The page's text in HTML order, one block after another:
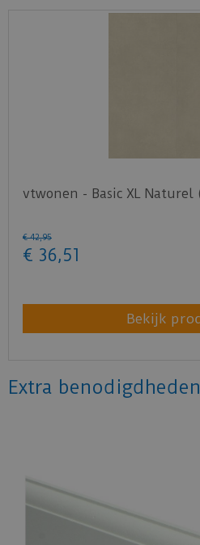
vtwonen - Basic XL Naturel
€ 42,95
€ 36,51
Bekijk
Extra